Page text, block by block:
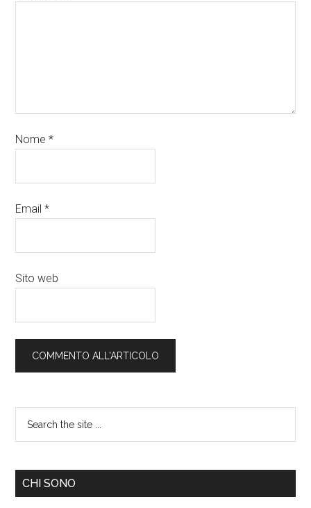
Nome*
Email*
Sito web
CHI SONO